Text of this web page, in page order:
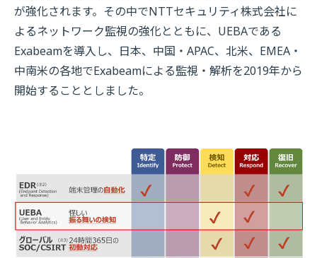
が強化されます。その中でNTTセキュリティ株式会社に
よるネットワーク監視の強化とともに、UEBAである
Exabeamを導入し、日本、中国・APAC、北米、EMEA・
中南米の各地でExabeamによる監視・解析を2019年から
開始することとしました。